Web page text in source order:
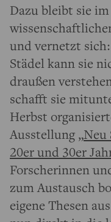
Dazu bleibt sie
und vernetzt
Städel kann sie
draußen
schafft sie
Herbst
Ausstellung „Neu
20er und 30er
Forscherinnen
zum Austausch
eigene Thesen